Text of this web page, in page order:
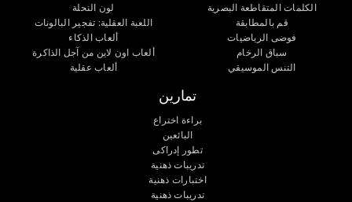
الكلمات المتقاطعة البصرية
قم بالمطابقة
فوضى الرياضيات
سباق الرخام
التنس الموسيقي
لون النحلة
اللعبة العقلية: تفجير البالونات
ألعاب الذكاء
ألعاب اون لاين من آجل الذاكرة
ألعاب عقلية
تمارين
براءة اختراع
البائعين
تطور إدراكى
تدريبات ذهنية
اختبارات ذهنية
تدريبات ذهنية